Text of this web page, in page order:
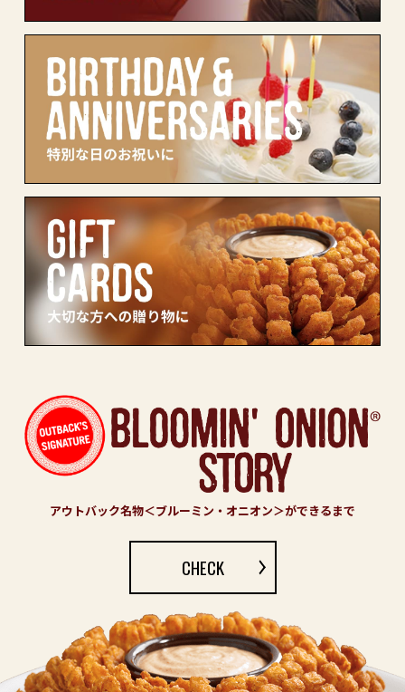
アウトバック名物＜ブルーミン・オニオン＞ができるまで
CHECK